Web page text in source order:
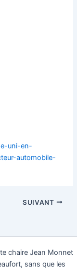
uni-en-
automobile-
SUIVANT
chaire Jean Monnet
sans que les